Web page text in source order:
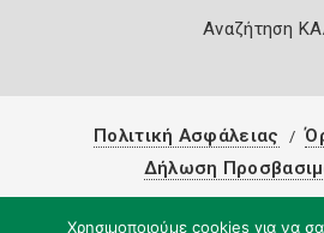
Αναζήτηση
Πολιτική Ασφάλειας
Δήλωση
Χρησιμοποιούμε cookies για να